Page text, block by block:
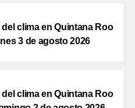
clima en Quintana Roo
3 de agosto 2026
clima en Quintana Roo